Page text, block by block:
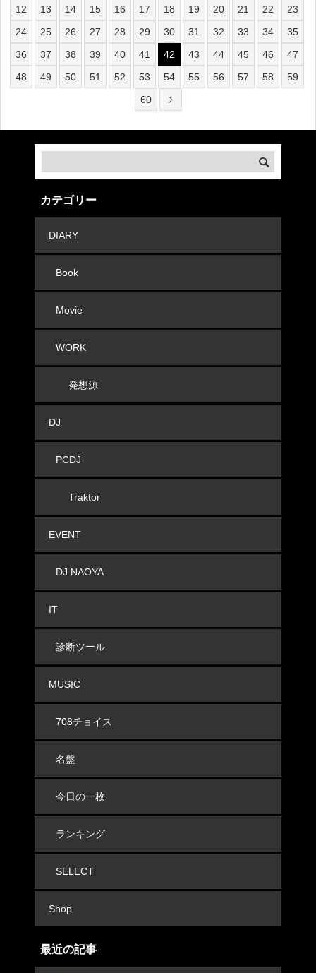
12 13 14 15 16 17 18 19 20 21 22
23
24
25 26 27 28 29 30 31 32 33 34
35
36
37 38 39 40 41 42 43 44 45 46
47
48
49 50 51 52 53 54 55 56 57 58
59
60
カテゴリー
DIARY
Book
Movie
WORK
発想源
DJ
PCDJ
Traktor
EVENT
DJ NAOYA
IT
診断ツール
MUSIC
708チョイス
名盤
今日の一枚
ランキング
SELECT
Shop
最近の記事